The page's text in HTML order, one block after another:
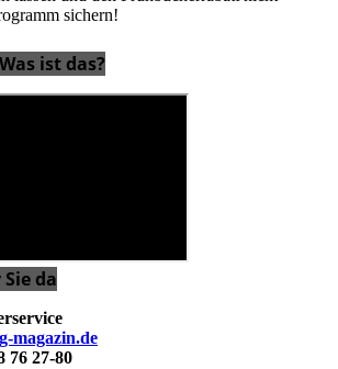
sichern!
ist das?
da
magazin.de
76 27-80